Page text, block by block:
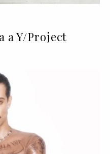
a Y/Project